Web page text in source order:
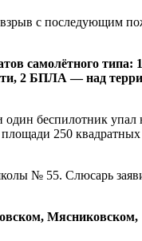
с последующим
самолётного
2 БПЛА — над
один беспилотник
250 квадратных
№ 55. Слюсарь
Мясниковском,